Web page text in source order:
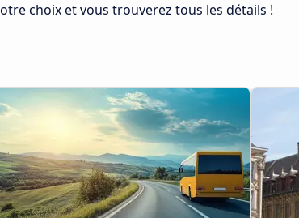
choix et vous trouverez tous les détails !